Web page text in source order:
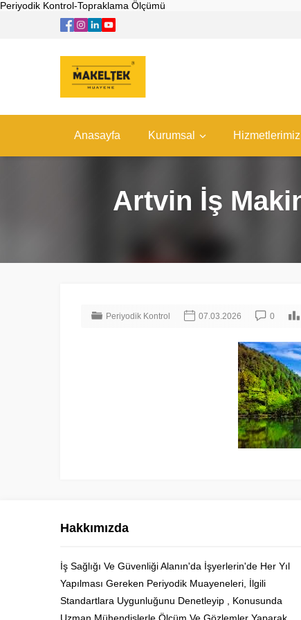
Periyodik Kontrol-Topraklama Ölçümü
Anasayfa Kurumsal Hizmetlerimiz
Artvin İş
Periyodik Kontrol 07.03.2026 0
Hakkımızda
İş Sağlığı Ve Güvenliği Alanın'da İşyerlerin'de Her Yıl
Yapılması Gereken Periyodik Muayeneleri, İlgili
Standartlara Uygunluğunu Denetleyip , Konusunda
Cüneyt Bey